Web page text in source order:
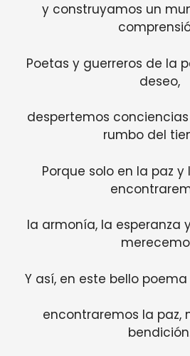
y construyamos un
Poetas y guerreros de la
deseo,
despertemos
rumbo del
Porque solo en la paz
la armonía, la esperanza
Y así, en este bello
encontraremos la paz,